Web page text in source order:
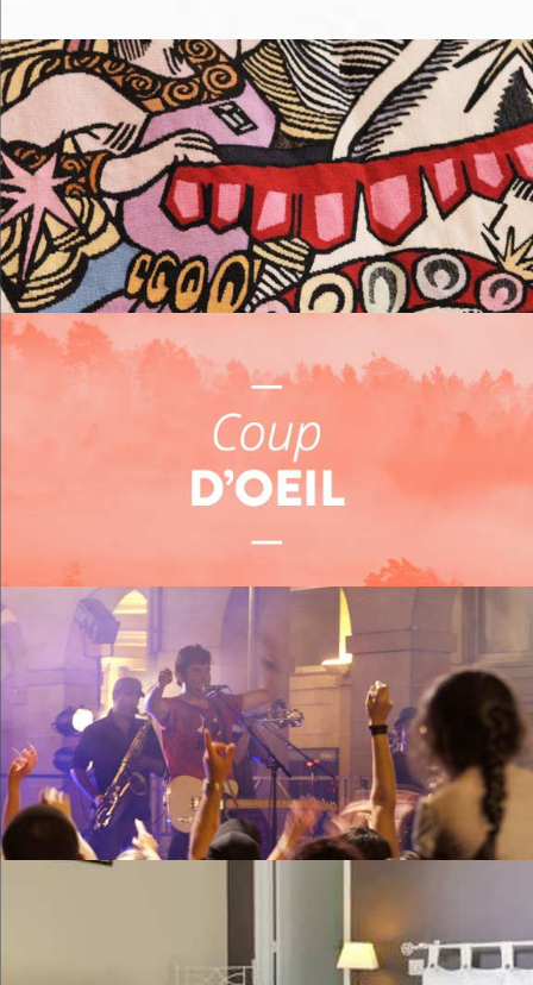
Me loger
Me restaurer